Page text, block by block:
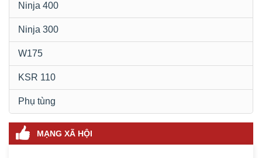
Ninja 400
Ninja 300
W175
KSR 110
Phụ tùng
MẠNG XÃ HỘI